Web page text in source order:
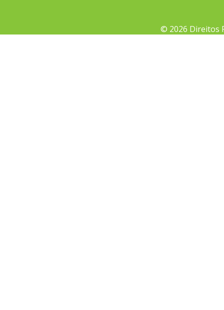
© 2026 Direitos